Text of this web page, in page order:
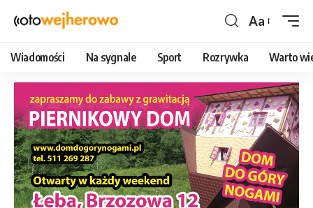
Czcionka
Aa
Wiadomości Na sygnale Sport Rozrywka Warto